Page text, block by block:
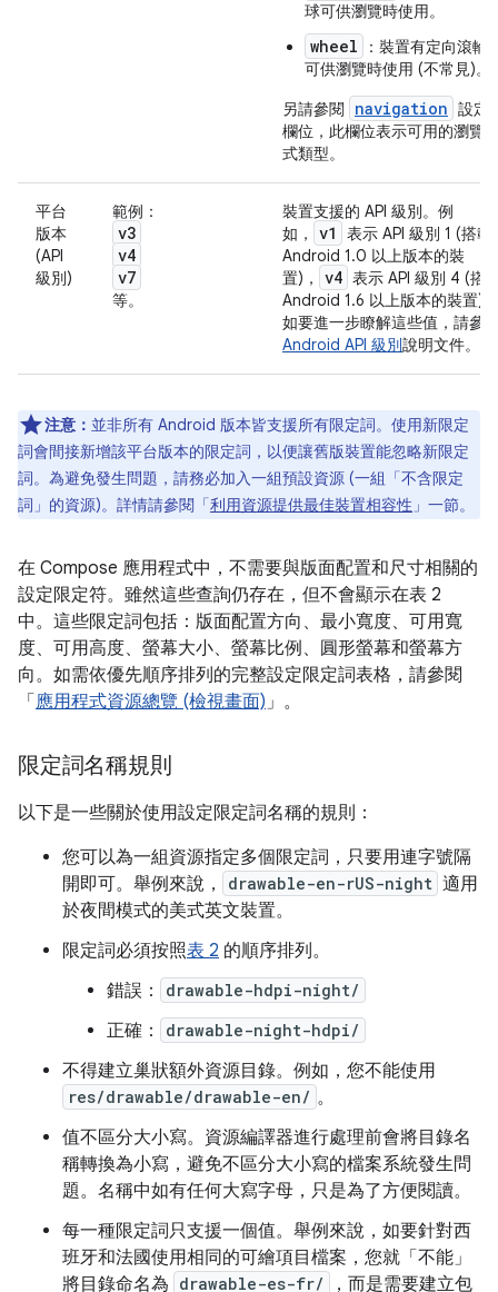
球可供瀏覽時使用。
wheel
：裝置有定向滾輪
可供瀏覽時使用 (不常見)。
另請參閱
navigation 設定
欄位，此欄位表示可用的瀏覽
式類型。
平台
版本
(API
級別)
範例：
v3
v4
v7
等。
裝置支援的 API 級別。例
如，
v1
表示 API 級別 1 (搭載
Android 1.0 以上版本的裝
置)，
v4 表示 API 級別 4 (搭
Android 1.6 以上版本的裝置)。
如要進一步瞭解這些值，請參
Android API 級別說明文件。
注意： 並非所有 Android 版本皆支援所有限定詞。使用新限定
詞會間接新增該平台版本的限定詞，以便讓舊版裝置能忽略新限定
詞。為避免發生問題，請務必加入一組預設資源 (一組「不含限定
詞」 的資源)。詳情請參閱「利用資源提供最佳裝置相容性 」一節。
在 Compose 應用程式中，不需要與版面配置和尺寸相關的
設定限定符。雖然這些查詢仍存在，但不會顯示在表 2
中。這些限定詞包括：版面配置方向、最小寬度、可用寬
度、可用高度、螢幕大小、螢幕比例、圓形螢幕和螢幕方
向。如需依優先順序排列的完整設定限定詞表格，請參閱
「 應用程式資源總覽 (檢視畫面)」。
限定詞名稱規則
以下是一些關於使用設定限定詞名稱的規則：
您可以為一組資源指定多個限定詞，只要用連字號隔
開即可。舉例來說，
drawable-en-rUS-night 適用
於夜間模式的美式英文裝置。
限定詞必須按照表 2 的順序排列。
錯誤：
drawable-hdpi-night/
正確： drawable-night-hdpi/
不得建立巢狀額外資源目錄。例如，您不能使用
res/drawable/drawable-en/ 。
值不區分大小寫。資源編譯器進行處理前會將目錄名
稱轉換為小寫，避免不區分大小寫的檔案系統發生問
題。名稱中如有任何大寫字母，只是為了方便閱讀。
每一種限定詞只支援一個值。舉例來說，如要針對西
班牙和法國使用相同的可繪項目檔案，您就「不能」
將目錄命名為 drawable-es-fr/
，而是需要建立包